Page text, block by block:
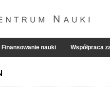
Finansowanie nauki Współpraca